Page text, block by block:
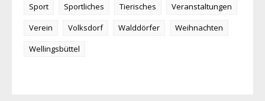
Sport
Sportliches Tierisches
Veranstaltungen
Verein
Volksdorf Walddörfer
Weihnachten
Wellingsbüttel